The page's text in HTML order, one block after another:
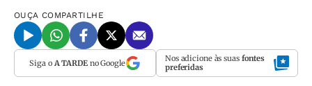
OUÇA COMPARTILHE
Siga o A TARDEno Google Nos adicione às suas fontes
preferidas